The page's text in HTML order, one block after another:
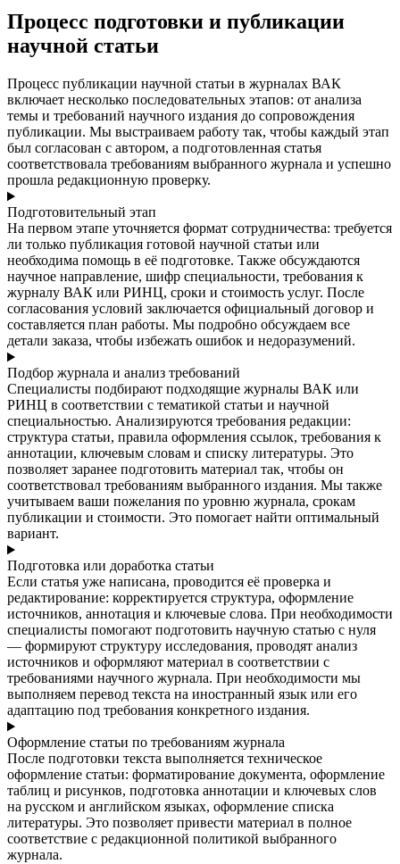
Процесс подготовки и публикации
научной статьи
Процесс публикации научной статьи в журналах ВАК
включает несколько последовательных этапов: от анализа
темы и требований научного издания до сопровождения
публикации. Мы выстраиваем работу так, чтобы каждый этап
был согласован с автором, а подготовленная статья
соответствовала требованиям выбранного журнала и успешно
прошла редакционную проверку.
Подготовительный этап
На первом этапе уточняется формат сотрудничества: требуется
ли только публикация готовой научной статьи или
необходима помощь в её подготовке. Также обсуждаются
научное направление, шифр специальности, требования к
журналу ВАК или РИНЦ, сроки и стоимость услуг. После
согласования условий заключается официальный договор и
составляется план работы. Мы подробно обсуждаем все
детали заказа, чтобы избежать ошибок и недоразумений.
Подбор журнала и анализ требований
Специалисты подбирают подходящие журналы ВАК или
РИНЦ в соответствии с тематикой статьи и научной
специальностью. Анализируются требования редакции:
структура статьи, правила оформления ссылок, требования к
аннотации, ключевым словам и списку литературы. Это
позволяет заранее подготовить материал так, чтобы он
соответствовал требованиям выбранного издания. Мы также
учитываем ваши пожелания по уровню журнала, срокам
публикации и стоимости. Это помогает найти оптимальный
вариант.
Подготовка или доработка статьи
Если статья уже написана, проводится её проверка и
редактирование: корректируется структура, оформление
источников, аннотация и ключевые слова. При необходимости
специалисты помогают подготовить научную статью с нуля
— формируют структуру исследования, проводят анализ
источников и оформляют материал в соответствии с
требованиями научного журнала. При необходимости мы
выполняем перевод текста на иностранный язык или его
адаптацию под требования конкретного издания.
Оформление статьи по требованиям журнала
После подготовки текста выполняется техническое
оформление статьи: форматирование документа, оформление
таблиц и рисунков, подготовка аннотации и ключевых слов
на русском и английском языках, оформление списка
литературы. Это позволяет привести материал в полное
соответствие с редакционной политикой выбранного
журнала.